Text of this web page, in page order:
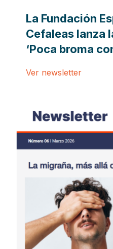
La Fundación
Cefaleas lanza
‘Poca broma
Ver newsletter